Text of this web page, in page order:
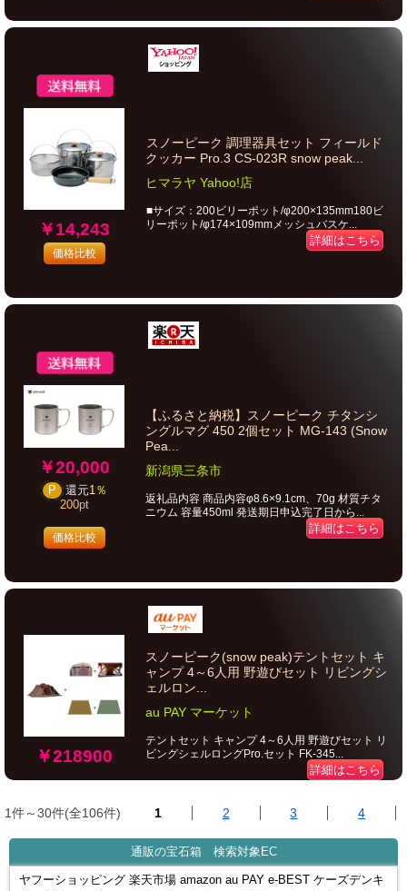
￥14,243
価格比較
スノーピーク 調理器具セット フィールド
クッカー Pro.3 CS-023R snow peak...
ヒマラヤ Yahoo!店
■サイズ：200ビリーポット/φ200×135mm180ビ
リーポット/φ174×109mmメッシュバスケ...
詳細はこちら
￥20,000
P 還元1％
200pt
価格比較
【ふるさと納税】スノーピーク チタンシ
ングルマグ 450 2個セット MG-143 (Snow
Pea...
新潟県三条市
返礼品内容 商品内容φ8.6×9.1cm、70g 材質チタ
ニウム 容量450ml 発送期日申込完了日から...
詳細はこちら
￥218900
スノーピーク(snow peak)テントセット キ
ャンプ 4～6人用 野遊びセット リビングシ
ェルロン...
au PAY マーケット
テントセット キャンプ 4～6人用 野遊びセット リ
ビングシェルロングPro.セット FK-345...
詳細はこちら
1件～30件(全106件) 1 2 3 4
通販の宝石箱 検索対象EC
ヤフーショッピング 楽天市場 amazon au PAY e-BEST ケーズデンキ